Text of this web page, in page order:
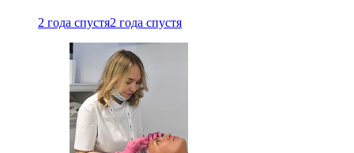
2 года спустя2 года спустя